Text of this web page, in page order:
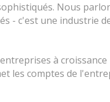
Nous
- c'est une industrie
à croissance
les comptes de